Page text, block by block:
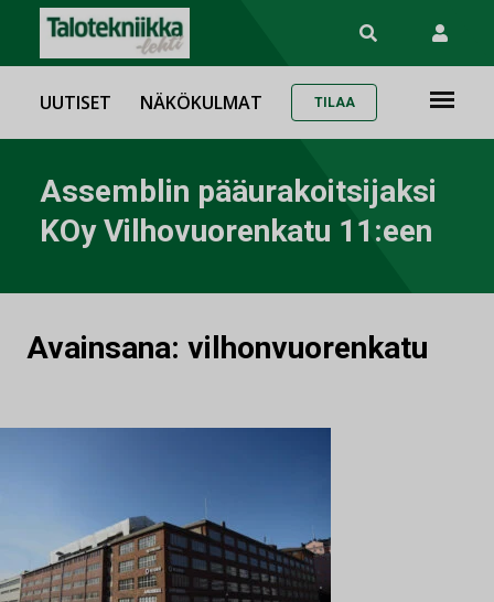
UUTISET NÄKÖKULMAT TILAA
Assemblin pääurakoitsijaksi
KOy Vilhovuorenkatu 11:een
Avainsana: vilhonvuorenkatu